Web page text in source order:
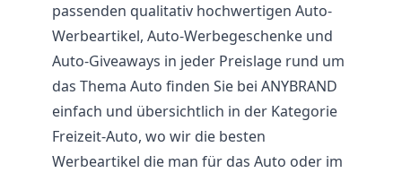
passenden qualitativ hochwertigen Auto-
Werbeartikel, Auto-Werbegeschenke und
Auto-Giveaways in jeder Preislage rund um
das Thema Auto finden Sie bei ANYBRAND
einfach und übersichtlich in der Kategorie
Freizeit-Auto, wo wir die besten
Werbeartikel die man für das Auto oder im